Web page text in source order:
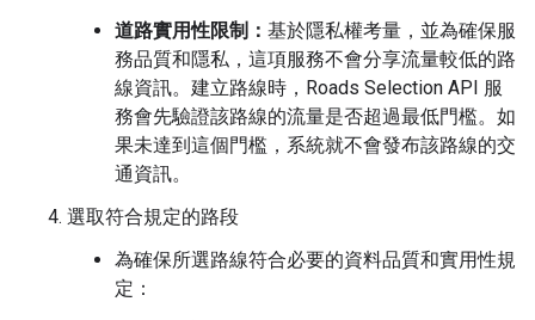
道路實用性限制： 基於隱私權考量，並為確保服
務品質和隱私，這項服務不會分享流量較低的路
線資訊。建立路線時，Roads Selection API 服
務會先驗證該路線的流量是否超過最低門檻。如
果未達到這個門檻，系統就不會發布該路線的交
通資訊。
選取符合規定的路段
為確保所選路線符合必要的資料品質和實用性規
定：